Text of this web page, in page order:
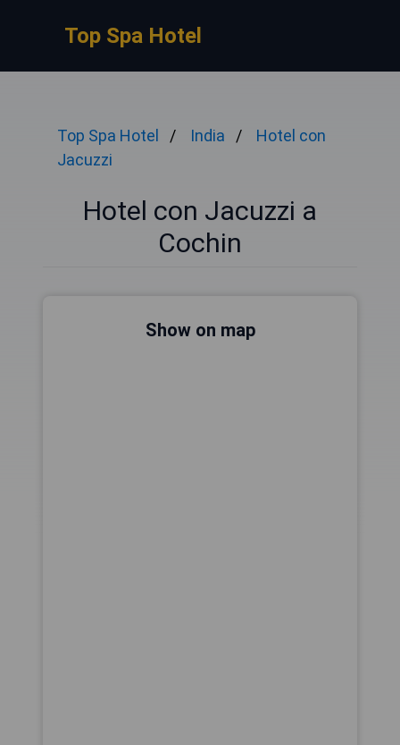
Top Spa Hotel
Top Spa Hotel India
Hotel con
Jacuzzi
Hotel con Jacuzzi a
Cochin
Show on map